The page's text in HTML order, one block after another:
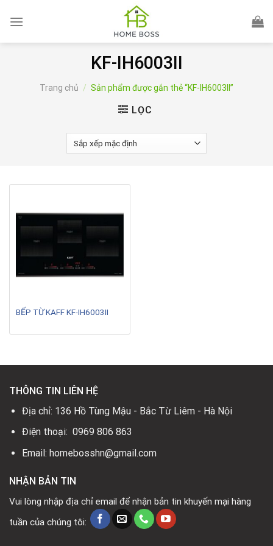
KF-IH6003II
Trang chủ / Sản phẩm được gắn thẻ “KF-IH6003II”
LỌC
BẾP TỪ KAFF KF-IH6003II
THÔNG TIN LIÊN HỆ
Địa chỉ: 136 Hồ Tùng Mậu - Bắc Từ Liêm - Hà Nội
Điện thoại: 0969 806 863
Email: homebosshn@gmail.com
NHẬN BẢN TIN
Vui lòng nhập địa chỉ email để nhận bản tin khuyến mại hàng
tuần của chúng tôi: